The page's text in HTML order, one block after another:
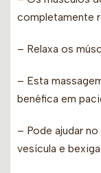
completamente
– Relaxa os
– Esta
benéfica em
– Pode ajudar
vesícula e bexiga.